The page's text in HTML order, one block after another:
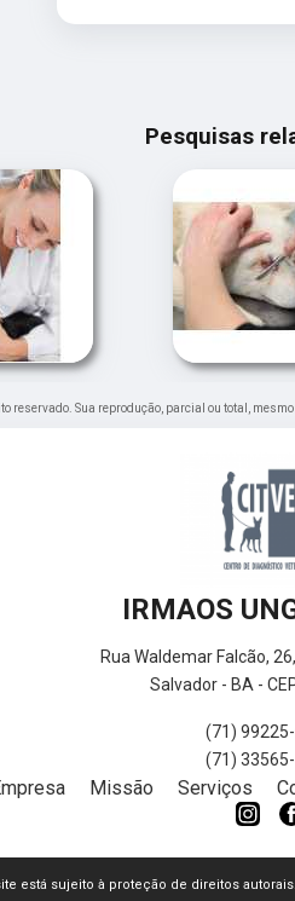
Pesquisas
reservado. Sua reprodução, parcial ou total,
IRMAOS
Rua Waldemar Falcão,
Salvador - BA -
(71)
(71)
Missão Serviços
está sujeito à proteção de direitos autorais.